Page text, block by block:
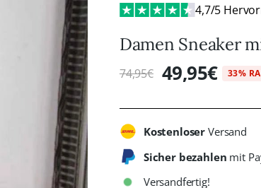
4,7/5
Damen Sneaker
Regulärer
74,95€ 49,95€ 33%
Kostenloser Versand
Sicher bezahlen mit
Versandfertig!